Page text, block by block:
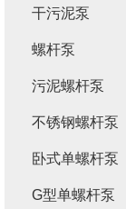
干污泥泵
螺杆泵
污泥螺杆泵
不锈钢螺杆泵
卧式单螺杆泵
G型单螺杆泵